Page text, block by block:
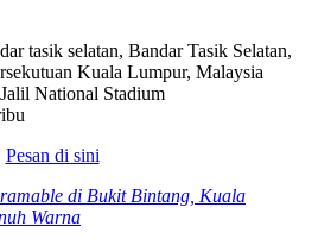
tasik selatan, Bandar Tasik Selatan,
Kuala Lumpur, Malaysia
National Stadium
Pesan di sini
di Bukit Bintang, Kuala
Warna